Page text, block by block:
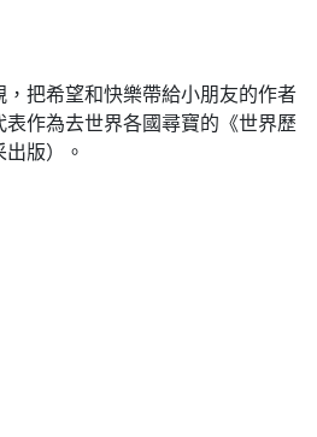
把希望和快樂帶給小朋友的作者
作為去世界各國尋寶的《世界歷
版）。